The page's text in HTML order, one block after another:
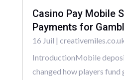
Casino Pay Mobile
Payments for
16 Juil |
IntroductionMobile
changed how players fund